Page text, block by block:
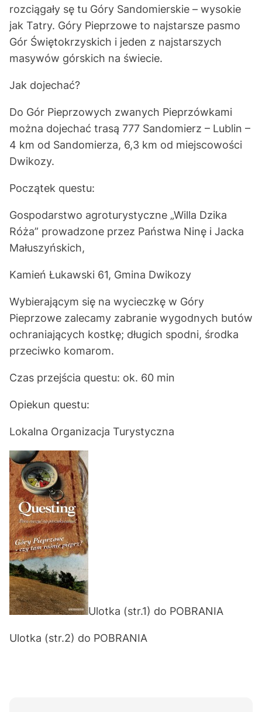
rozciągały sę tu Góry Sandomierskie – wysokie
jak Tatry. Góry Pieprzowe to najstarsze pasmo
Gór Świętokrzyskich i jeden z najstarszych
masywów górskich na świecie.
Jak dojechać?
Do Gór Pieprzowych zwanych Pieprzówkami
można dojechać trasą 777 Sandomierz – Lublin –
4 km od Sandomierza, 6,3 km od miejscowości
Dwikozy.
Początek questu:
Gospodarstwo agroturystyczne „Willa Dzika
Róża” prowadzone przez Państwa Ninę i Jacka
Małuszyńskich,
Kamień Łukawski 61, Gmina Dwikozy
Wybierającym się na wycieczkę w Góry
Pieprzowe zalecamy zabranie wygodnych butów
ochraniających kostkę; długich spodni, środka
przeciwko komarom.
Czas przejścia questu: ok. 60 min
Opiekun questu:
Lokalna Organizacja Turystyczna
Ulotka (str.1) do POBRANIA
Ulotka (str.2) do POBRANIA